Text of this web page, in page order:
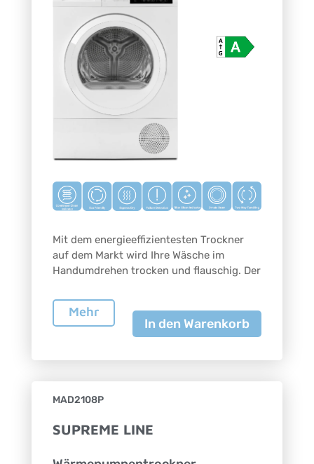
Mit dem energieeffizientesten Trockner
auf dem Markt wird Ihre Wäsche im
Handumdrehen trocken und flauschig. Der
Mehr
In den Warenkorb
MAD2108P
SUPREME LINE